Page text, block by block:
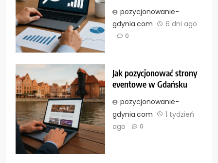
pozycjonowanie-
gdynia.com
6 dni ago
0
Jak pozycjonować strony
eventowe w Gdańsku
pozycjonowanie-
gdynia.com
1 tydzień
ago
0